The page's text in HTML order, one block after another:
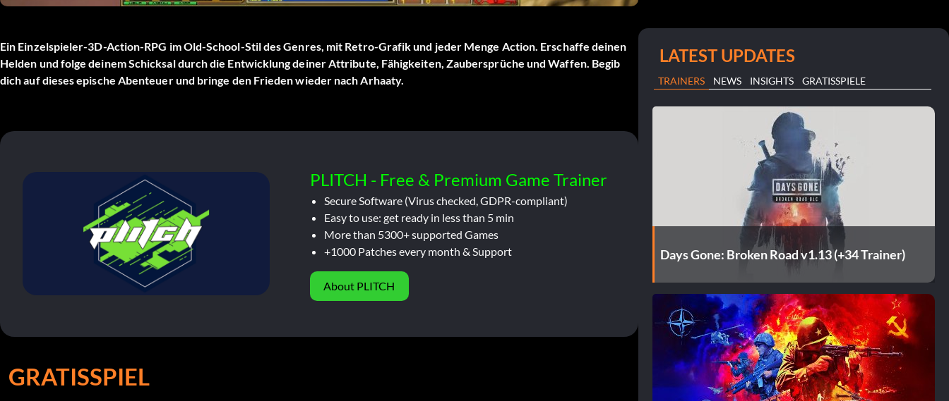
Ein Einzelspieler-3D-Action-RPG im Old-School-Stil des Genres, mit Retro-Grafik und jeder Menge Action. Erschaffe deinen
Helden und folge deinem Schicksal durch die Entwicklung deiner Attribute, Fähigkeiten, Zaubersprüche und Waffen. Begib
dich auf dieses epische Abenteuer und bringe den Frieden wieder nach Arhaaty.
PLITCH - Free & Premium Game Trainer
Secure Software (Virus checked, GDPR-compliant)
Easy to use: get ready in less than 5 min
More than 5300+ supported Games
+1000 Patches every month & Support
About PLITCH
GRATISSPIEL
LATEST UPDATES
TRAINERS NEWS INSIGHTS GRATISSPIELE
Days Gone: Broken Road v1.13 (+34 Trainer)